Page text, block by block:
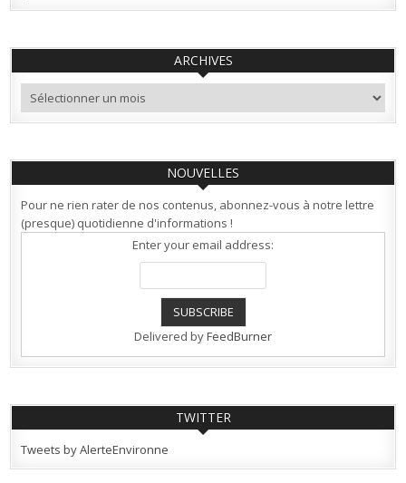
ARCHIVES
Archives
NOUVELLES
Pour ne rien rater de nos contenus, abonnez-vous à notre lettre
(presque) quotidienne d'informations !
Enter your email address:
Delivered byFeedBurner
TWITTER
Tweets by AlerteEnvironne